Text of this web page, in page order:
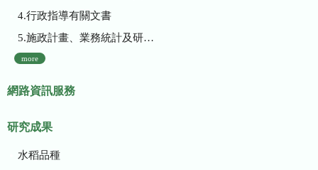
4.行政指導有關文書
5.施政計畫、業務統計及研究報告
more
網路資訊服務
研究成果
水稻品種